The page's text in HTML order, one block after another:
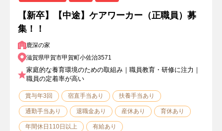
【新卒】【中途】ケアワーカー（正職員）募
集！！
鹿深の家
滋賀県甲賀市甲賀町小佐治3571
家庭的な養育環境のための取組み｜職員教育・研修に注力｜
職員の定着率が高い
賞与年3回 宿直手当あり 扶養手当あり
通勤手当あり 退職金あり 産休あり 育休あり
年間休日110日以上 有給あり